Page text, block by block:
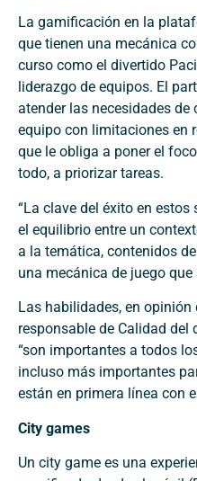
La gamificación en la
que tienen una mecánica
curso como el divertido
liderazgo de equipos. El
atender las necesidades de
equipo con limitaciones en
que le obliga a poner el
todo, a priorizar tareas.
“La clave del éxito en
el equilibrio entre un
a la temática, contenidos
una mecánica de juego
Las habilidades, en opinión
responsable de Calidad del
“son importantes a todos
incluso más importantes
están en primera línea con
City games
Un city game es una